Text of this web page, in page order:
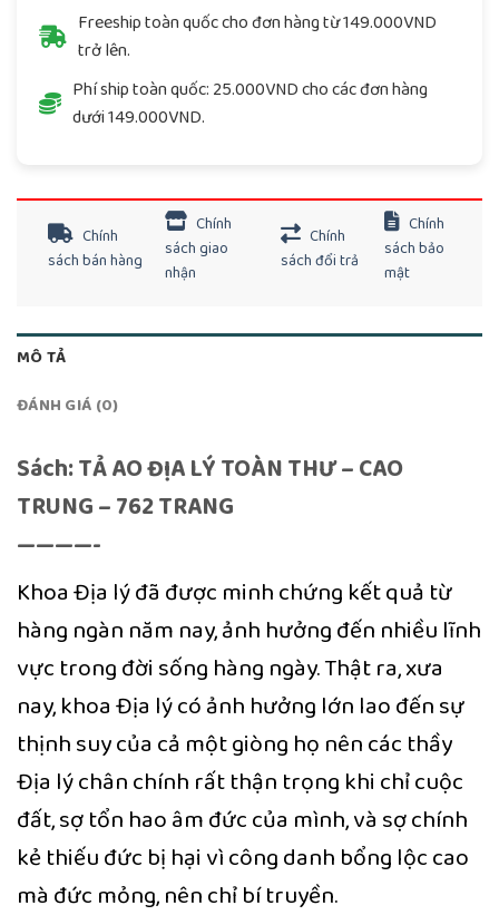
Freeship toàn quốc cho đơn hàng từ 149.000VND
trở lên.
Phí ship toàn quốc: 25.000VND cho các đơn hàng
dưới 149.000VND.
Chính
sách bán hàng
Chính
sách giao
nhận
Chính
sách đổi trả
Chính
sách bảo
mật
MÔ TẢ
ĐÁNH GIÁ (0)
Sách: TẢ AO ĐỊA LÝ TOÀN THƯ – CAO
TRUNG – 762 TRANG
————-
Khoa Địa lý đã được minh chứng kết quả từ
hàng ngàn năm nay, ảnh hưởng đến nhiều lĩnh
vực trong đời sống hàng ngày. Thật ra, xưa
nay, khoa Địa lý có ảnh hưởng lớn lao đến sự
thịnh suy của cả một giòng họ nên các thầy
Địa lý chân chính rất thận trọng khi chỉ cuộc
đất, sợ tổn hao âm đức của mình, và sợ chính
kẻ thiếu đức bị hại vì công danh bổng lộc cao
mà đức mỏng, nên chỉ bí truyền.